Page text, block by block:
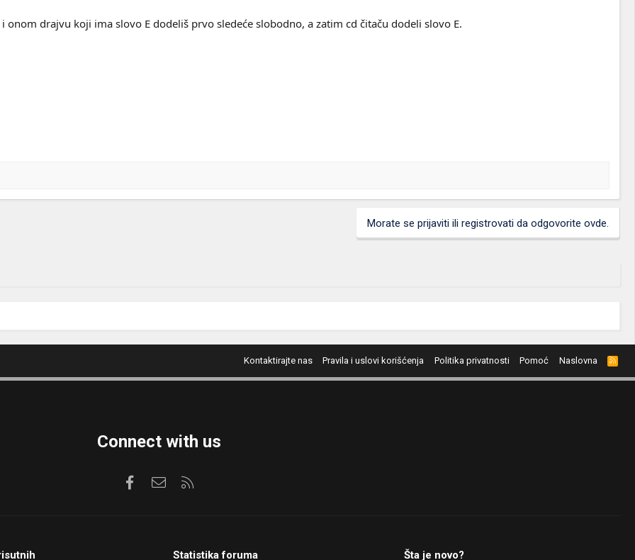
onom drajvu koji ima slovo E dodeliš prvo sledeće slobodno, a zatim cd čitaču dodeli slovo E.
Morate se prijaviti ili registrovati da odgovorite ovde.
Kontaktirajte nas Pravila i uslovi korišćenja Politika privatnosti Pomoć Naslovna
R
S
S
Connect with us
FacebookKontaktirajte nas
Statistika foruma Šta je novo?